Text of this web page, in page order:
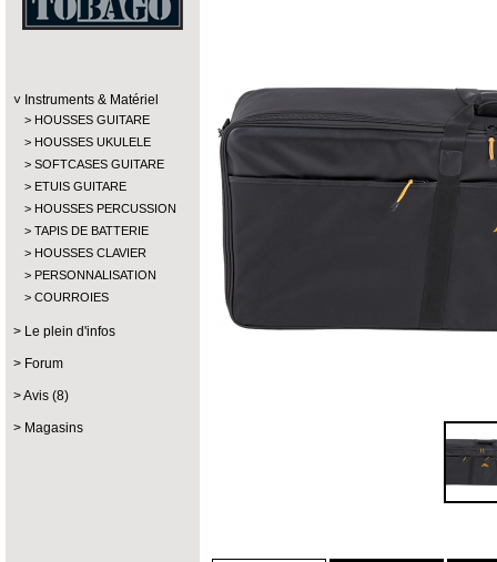
Instruments & Matériel
HOUSSES GUITARE
HOUSSES UKULELE
SOFTCASES GUITARE
ETUIS GUITARE
HOUSSES PERCUSSION
TAPIS DE BATTERIE
HOUSSES CLAVIER
PERSONNALISATION
COURROIES
Le plein d'infos
Forum
Avis (8)
Magasins